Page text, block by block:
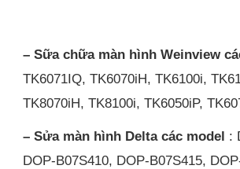
– Sữa chữa màn hình Weinview
TK6071IQ, TK6070iH, TK6100i,
TK8070iH, TK8100i, TK6050iP,
– Sửa màn hình Delta các model :
DOP-B07S410, DOP-B07S415,